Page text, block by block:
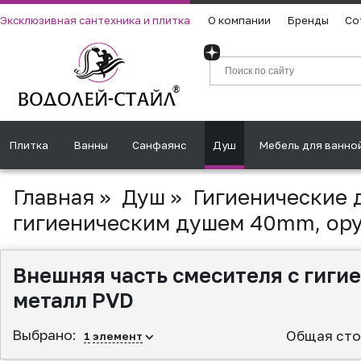
Эксклюзивная сантехника и плитка О компании Бренды
Плитка Ванны Санфаянс Душ Мебель для
Главная » Душ » Гигиенические
гигиеническим душем 40mm,
Внешняя часть смесителя с
металл PVD
Выбрано: 1 элемент Общая